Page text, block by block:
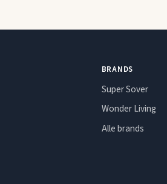
BRANDS
Super Sover
Wonder Living
Alle brands